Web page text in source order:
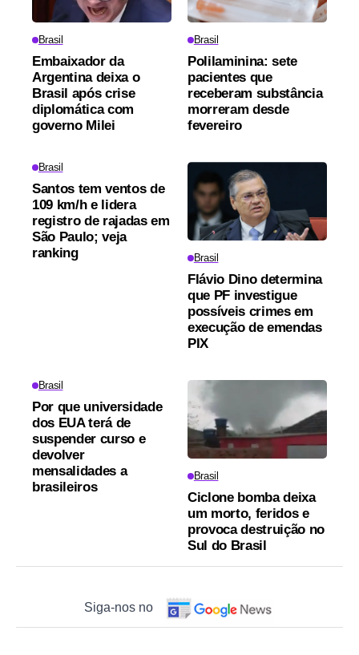
Brasil
Embaixador da
Argentina deixa o
Brasil após crise
diplomática com
governo Milei
Brasil
Polilaminina: sete
pacientes que
receberam substância
morreram desde
fevereiro
Brasil
Santos tem ventos de
109 km/h e lidera
registro de rajadas em
São Paulo; veja
ranking
Brasil
Flávio Dino determina
que PF investigue
possíveis crimes em
execução de emendas
PIX
Brasil
Por que universidade
dos EUA terá de
suspender curso e
devolver
mensalidades a
brasileiros
Brasil
Ciclone bomba deixa
um morto, feridos e
provoca destruição no
Sul do Brasil
Siga-nos no